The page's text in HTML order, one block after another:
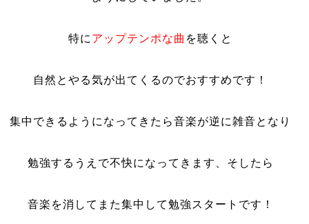
特に アップテンポな曲 を聴くと
自然とやる気が出てくるのでおすすめです！
集中できるようになってきたら音楽が逆に雑音となり
勉強するうえで不快になってきます、そしたら
音楽を消してまた集中して勉強スタートです！